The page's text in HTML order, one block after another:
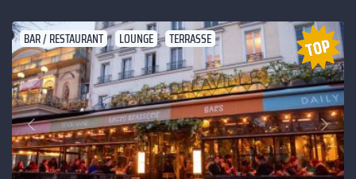
BAR / RESTAURANT LOUNGE TERRASSE
Précédent
Suivant